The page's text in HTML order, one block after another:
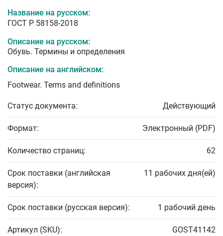
Название на русском:
ГОСТ Р 58158-2018
Описание на русском:
Обувь. Термины и определения
Описание на английском:
Footwear. Terms and definitions
Статус документа: Действующий
Формат: Электронный (PDF)
Количество страниц: 62
Срок поставки (английская
версия):
11 рабочих дня(ей)
Срок поставки (русская версия): 1 рабочий день
Артикул (SKU): GOST41142